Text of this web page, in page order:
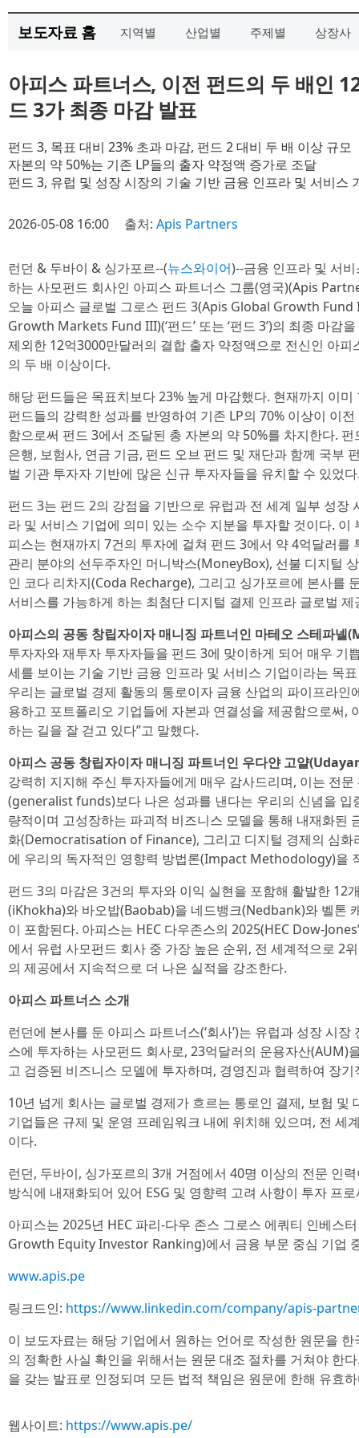
보도자료 홈 지역별 산업별 주제별 상장사
아피스 파트너스, 이전 펀드의 두 배인
드 3가 최종 마감 발표
펀드 3, 목표 대비 23% 초과 마감, 펀드 2 대비 두 배 이상 규모
자본의 약 50%는 기존 LP들의 출자 약정액 증가로 조달
펀드 3, 유럽 및 성장 시장의 기술 기반 금융 인프라 및 서비스
2026-05-08 16:00 출처: Apis Partners
런던 & 두바이 & 싱가포르--(뉴스와이어)--금융 인프라 및 서
하는 사모펀드 회사인 아피스 파트너스 그룹(영국)(Apis
오늘 아피스 글로벌 그로스 펀드 3(Apis Global Growth
Growth Markets Fund III)(‘펀드’ 또는 ‘펀드 3’)의 최종 마감
제외한 12억3000만달러의 결합 출자 약정액으로 전신인 아
의 두 배 이상이다.
해당 펀드들은 목표치보다 23% 높게 마감했다. 현재까지 이
펀드들의 강력한 성과를 반영하여 기존 LP의 70% 이상이 이
함으로써 펀드 3에서 조달된 총 자본의 약 50%를 차지한다.
은행, 보험사, 연금 기금, 펀드 오브 펀드 및 재단과 함께 국부
벌 기관 투자자 기반에 많은 신규 투자자들을 유치할 수 있었
펀드 3는 펀드 2의 강점을 기반으로 유럽과 전 세계 일부 성장
라 및 서비스 기업에 의미 있는 소수 지분을 투자할 것이다.
피스는 현재까지 7건의 투자에 걸쳐 펀드 3에서 약 4억달러를
관리 분야의 선두주자인 머니박스(MoneyBox), 선불 디지털
인 코다 리차지(Coda Recharge), 그리고 싱가포르에 본사를
서비스를 가능하게 하는 최첨단 디지털 결제 인프라 글로벌
아피스의 공동 창립자이자 매니징 파트너인 마테오 스테파
투자자와 재투자 투자자들을 펀드 3에 맞이하게 되어 매우 기
세를 보이는 기술 기반 금융 인프라 및 서비스 기업이라는 목
우리는 글로벌 경제 활동의 통로이자 금융 산업의 파이프라
용하고 포트폴리오 기업들에 자본과 연결성을 제공함으로써,
하는 길을 잘 걷고 있다”고 말했다.
아피스 공동 창립자이자 매니징 파트너인 우다얀 고얄
강력히 지지해 주신 투자자들에게 매우 감사드리며, 이는 전
(generalist funds)보다 나은 성과를 낸다는 우리의 신념을 입
량적이며 고성장하는 파괴적 비즈니스 모델을 통해 내재화된
화(Democratisation of Finance), 그리고 디지털 경제의 심화
에 우리의 독자적인 영향력 방법론(Impact Methodology)을
펀드 3의 마감은 3건의 투자와 이익 실현을 포함해 활발한 12
(iKhokha)와 바오밥(Baobab)을 네드뱅크(Nedbank)와 벨톤
이 포함된다. 아피스는 HEC 다우존스의 2025(HEC Dow-
에서 유럽 사모펀드 회사 중 가장 높은 순위, 전 세계적으로 2
의 제공에서 지속적으로 더 나은 실적을 강조한다.
아피스 파트너스 소개
런던에 본사를 둔 아피스 파트너스(‘회사’)는 유럽과 성장 시
스에 투자하는 사모펀드 회사로, 23억달러의 운용자산(AUM)
고 검증된 비즈니스 모델에 투자하며, 경영진과 협력하여 장
10년 넘게 회사는 글로벌 경제가 흐르는 통로인 결제, 보험 및
기업들은 규제 및 운영 프레임워크 내에 위치해 있으며, 전 세
이다.
런던, 두바이, 싱가포르의 3개 거점에서 40명 이상의 전문 인
방식에 내재화되어 있어 ESG 및 영향력 고려 사항이 투자 프
아피스는 2025년 HEC 파리-다우 존스 그로스 에쿼티 인베스
Growth Equity Investor Ranking)에서 금융 부문 중심 기업
www.apis.pe
링크드인: https://www.linkedin.com/company/apis-
이 보도자료는 해당 기업에서 원하는 언어로 작성한 원문을
의 정확한 사실 확인을 위해서는 원문 대조 절차를 거쳐야 한
을 갖는 발표로 인정되며 모든 법적 책임은 원문에 한해 유효
웹사이트: https://www.apis.pe/